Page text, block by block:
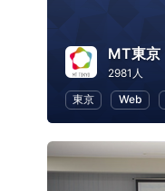
MT東京
2981人
東京
Web